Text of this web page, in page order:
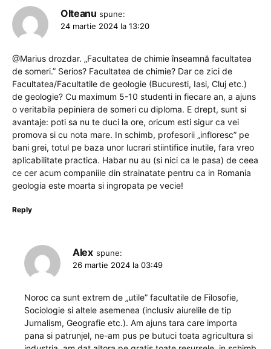
Olteanu spune:
24 martie 2024 la 13:20
@Marius drozdar. „Facultatea de chimie înseamnă facultatea
de someri.” Serios? Facultatea de chimie? Dar ce zici de
Facultatea/Facultatile de geologie (Bucuresti, Iasi, Cluj etc.)
de geologie? Cu maximum 5-10 studenti in fiecare an, a ajuns
o veritabila pepiniera de someri cu diploma. E drept, sunt si
avantaje: poti sa nu te duci la ore, oricum esti sigur ca vei
promova si cu nota mare. In schimb, profesorii „infloresc” pe
bani grei, totul pe baza unor lucrari stiintifice inutile, fara vreo
aplicabilitate practica. Habar nu au (si nici ca le pasa) de ceea
ce cer acum companiile din strainatate pentru ca in Romania
geologia este moarta si ingropata pe vecie!
Reply
Alex spune:
26 martie 2024 la 03:49
Noroc ca sunt extrem de „utile” facultatile de Filosofie,
Sociologie si altele asemenea (inclusiv aiurelile de tip
Jurnalism, Geografie etc.). Am ajuns tara care importa
pana si patrunjel, ne-am pus pe butuci toata agricultura si